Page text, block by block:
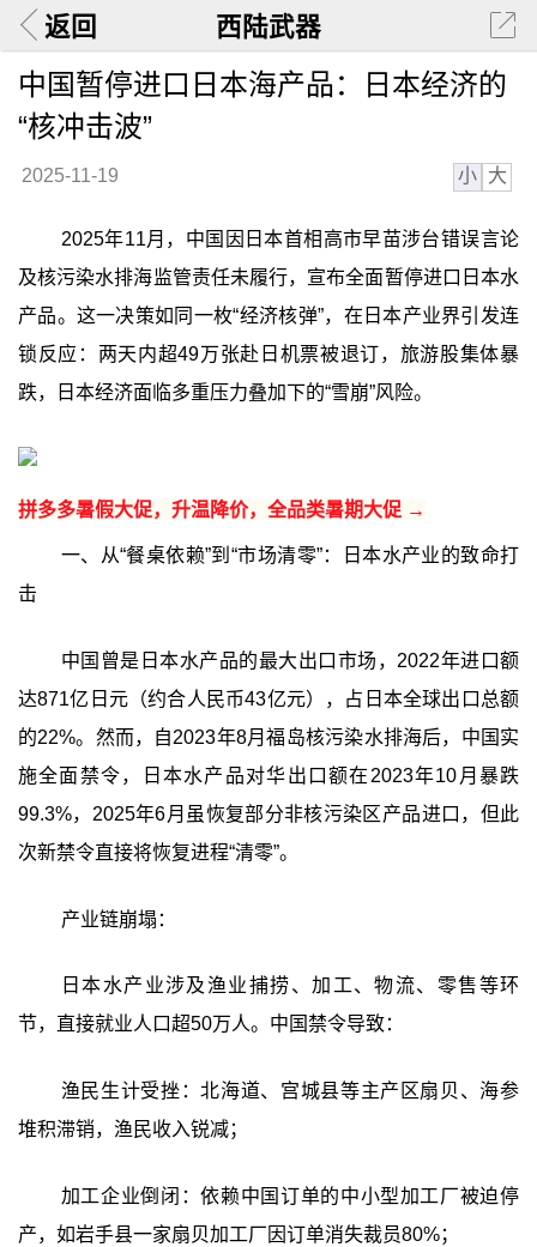
返回 西陆武器
中国暂停进口日本海产品：日本经济的
“核冲击波”
2025-11-19 小 大
2025年11月，中国因日本首相高市早苗涉台错误言论
及核污染水排海监管责任未履行，宣布全面暂停进口日本水
产品。这一决策如同一枚“经济核弹”，在日本产业界引发连
锁反应：两天内超49万张赴日机票被退订，旅游股集体暴
跌，日本经济面临多重压力叠加下的“雪崩”风险。
拼多多暑假大促，升温降价，全品类暑期大促 →
一、从“餐桌依赖”到“市场清零”：日本水产业的致命打
击
中国曾是日本水产品的最大出口市场，2022年进口额
达871亿日元（约合人民币43亿元），占日本全球出口总额
的22%。然而，自2023年8月福岛核污染水排海后，中国实
施全面禁令，日本水产品对华出口额在2023年10月暴跌
99.3%，2025年6月虽恢复部分非核污染区产品进口，但此
次新禁令直接将恢复进程“清零”。
产业链崩塌：
日本水产业涉及渔业捕捞、加工、物流、零售等环
节，直接就业人口超50万人。中国禁令导致：
渔民生计受挫：北海道、宫城县等主产区扇贝、海参
堆积滞销，渔民收入锐减；
加工企业倒闭：依赖中国订单的中小型加工厂被迫停
产，如岩手县一家扇贝加工厂因订单消失裁员80%；